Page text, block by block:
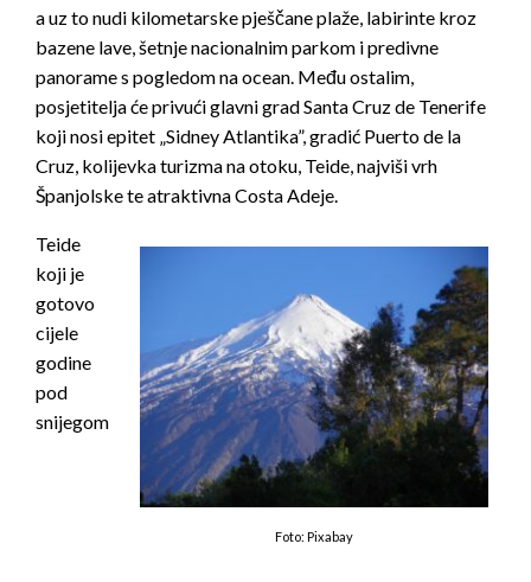
a uz to nudi kilometarske pješčane plaže, labirinte kroz
bazene lave, šetnje nacionalnim parkom i predivne
panorame s pogledom na ocean. Među ostalim,
posjetitelja će privući glavni grad Santa Cruz de Tenerife
koji nosi epitet „Sidney Atlantika”, gradić Puerto de la
Cruz, kolijevka turizma na otoku, Teide, najviši vrh
Španjolske te atraktivna Costa Adeje.
Foto: Pixabay
Teide
koji je
gotovo
cijele
godine
pod
snijegom